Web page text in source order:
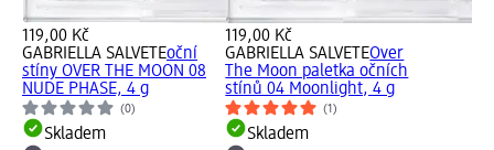
119,00 Kč
GABRIELLA SALVETEoční
stíny OVER THE MOON 08
NUDE PHASE, 4 g
(0)
Skladem
119,00 Kč
GABRIELLA SALVETEOver
The Moon paletka očních
stínů 04 Moonlight, 4 g
(1)
Skladem